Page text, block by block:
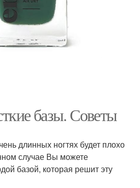
базы. Советы
длинных ногтях будет плохо
случае Вы можете
базой, которая решит эту